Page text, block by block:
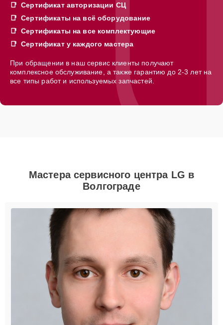
Сертификат авторизации СЦ
Сертификаты на всё оборудование
Сертификаты на все комплектующие
Сертификат у каждого мастера
При обращении в наш сервис клиенты получают
комплексное обслуживание, а также гарантию до 2-3 лет на
все типы работ и используемых запчастей.
Мастера сервисного центра LG в
Волгограде